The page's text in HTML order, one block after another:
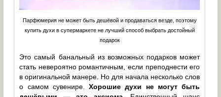
Парфюмерия не может быть дешёвой и продаваться везде, поэтому
купить духи в супермаркете не лучший способ выбрать достойный
подарок
Это самый банальный из возможных подарков может
стать невероятно романтичным, если преподнести его
в оригинальной манере. Но для начала несколько слов
о самом сувенире.Хорошие духи не могут быть